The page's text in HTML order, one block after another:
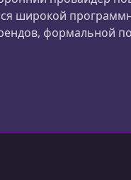
широкой
формальной